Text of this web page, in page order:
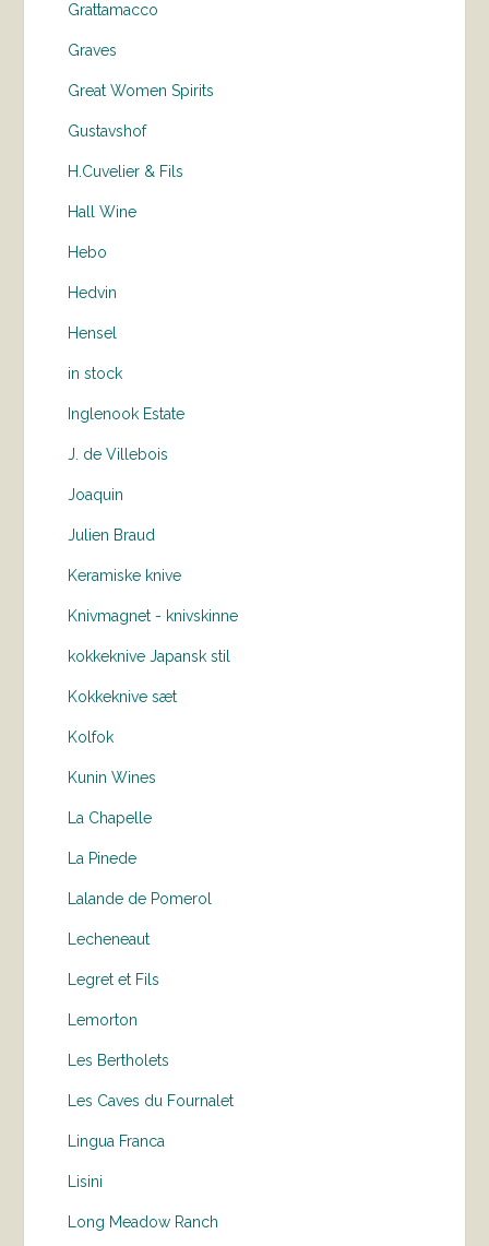
Grattamacco
Graves
Great Women Spirits
Gustavshof
H.Cuvelier & Fils
Hall Wine
Hebo
Hedvin
Hensel
in stock
Inglenook Estate
J. de Villebois
Joaquin
Julien Braud
Keramiske knive
Knivmagnet - knivskinne
kokkeknive Japansk stil
Kokkeknive sæt
Kolfok
Kunin Wines
La Chapelle
La Pinede
Lalande de Pomerol
Lecheneaut
Legret et Fils
Lemorton
Les Bertholets
Les Caves du Fournalet
Lingua Franca
Lisini
Long Meadow Ranch